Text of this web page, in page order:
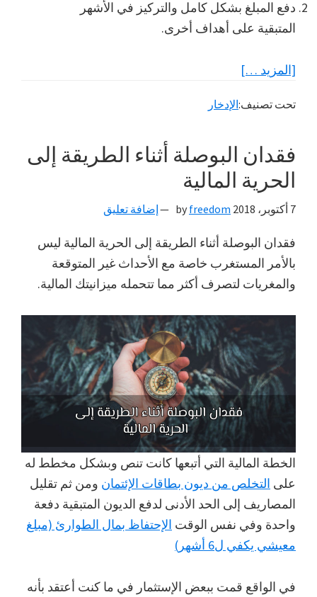
دفع المبلغ بشكل كامل والتركيز في الأشهر
المتبقية على أهداف أخرى.
[المزيد …]
ستة
إحتياطية
تحت تصنيف:الإدخار
فقدان البوصلة أثناء الطريقة إلى
الحرية المالية
7 أكتوبر، 2018 freedom إضافة تعليق
فقدان البوصلة أثناء الطريقة إلى الحرية المالية ليس
بالأمر المستغرب خاصة مع الأحداث غير المتوقعة
والمغريات لتصرف أكثر مما تتحمله ميزانيتك المالية.
الخطة المالية التي أتبعها كانت تنص وبشكل مخطط له
على التخلص من ديون بطاقات الإئتمان ومن ثم تقليل
المصاريف إلى الحد الأدنى لدفع الديون المتبقية دفعة
واحدة وفي نفس الوقت الإحتفاظ بمال الطوارئ (مبلغ
معيشي يكفي ل6 أشهر)
في الواقع قمت ببعض الإستثمار في ما كنت أعتقد بأنه